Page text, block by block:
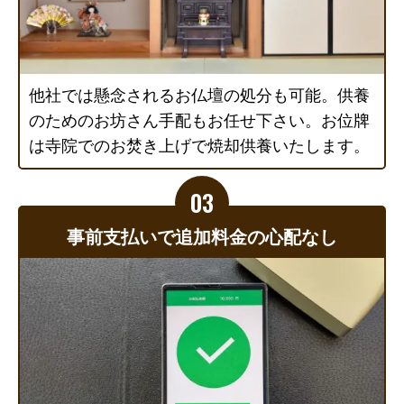
他社では懸念されるお仏壇の処分も可能。供養
のためのお坊さん手配もお任せ下さい。お位牌
は寺院でのお焚き上げで焼却供養いたします。
事前支払いで追加料金の心配なし